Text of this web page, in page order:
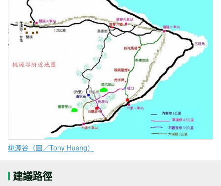
桃源谷（圖／Tony Huang）
建議路徑